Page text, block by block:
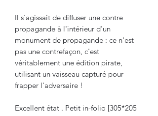
Il s'agissait de diffuser une contre
propagande à l'intérieur d'un
monument de propagande : ce n'est
pas une contrefaçon, c'est
véritablement une édition pirate,
utilisant un vaisseau capturé pour
frapper l'adversaire !
Excellent état . Petit in-folio [305*205